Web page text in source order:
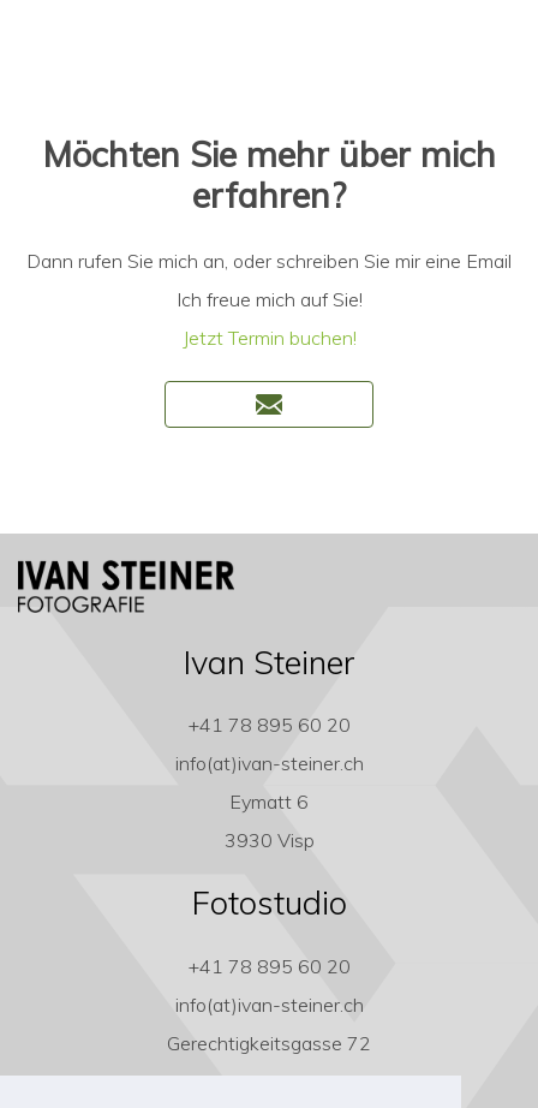
Möchten Sie mehr über mich
erfahren?
Dann rufen Sie mich an, oder schreiben Sie mir eine Email
Ich freue mich auf Sie!
Jetzt Termin buchen!
Ivan Steiner
+41 78 895 60 20
info(at)ivan-steiner.ch
Eymatt 6
3930 Visp
Fotostudio
+41 78 895 60 20
info(at)ivan-steiner.ch
Gerechtigkeitsgasse 72
3011 Bern